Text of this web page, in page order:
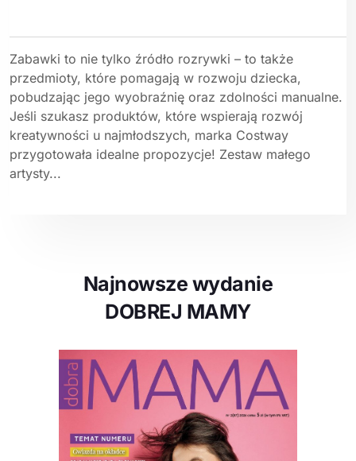
Zabawki to nie tylko źródło rozrywki – to także
przedmioty, które pomagają w rozwoju dziecka,
pobudzając jego wyobraźnię oraz zdolności manualne.
Jeśli szukasz produktów, które wspierają rozwój
kreatywności u najmłodszych, marka Costway
przygotowała idealne propozycje! Zestaw małego
artysty...
Najnowsze wydanie
DOBREJ MAMY